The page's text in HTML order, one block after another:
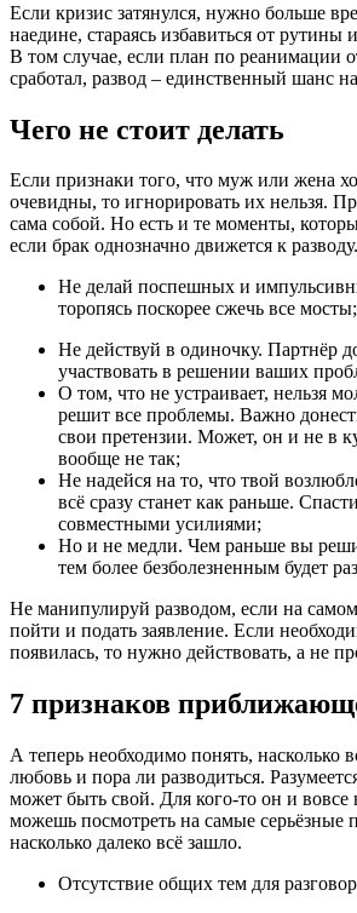
Если кризис затянулся, нужно больше
наедине, стараясь избавиться от рутины
В том случае, если план по реанимации
сработал, развод – единственный шанс на
Чего не стоит делать
Если признаки того, что муж или жена
очевидны, то игнорировать их нельзя.
сама собой. Но есть и те моменты,
если брак однозначно движется к разводу.
Не делай поспешных и
торопясь поскорее сжечь все мосты;
Не действуй в одиночку. Партнёр
участвовать в решении ваших
О том, что не устраивает, нельзя
решит все проблемы. Важно
свои претензии. Может, он и не в
вообще не так;
Не надейся на то, что твой
всё сразу станет как раньше.
совместными усилиями;
Но и не медли. Чем раньше вы
тем более безболезненным будет
Не манипулируй разводом, если на
пойти и подать заявление. Если
появилась, то нужно действовать, а не
7 признаков
А теперь необходимо понять, насколько
любовь и пора ли разводиться.
может быть свой. Для кого-то он и
можешь посмотреть на самые серьёзные
насколько далеко всё зашло.
Отсутствие общих тем для